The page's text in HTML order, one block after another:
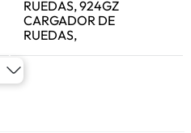
RUEDAS, 924GZ
CARGADOR DE
RUEDAS,